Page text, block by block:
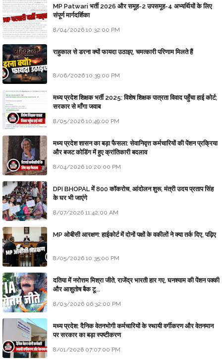
MP Patwari भर्ती 2026 और समूह-2 उपसमूह-4 अभ्यर्थियों के लिए
संपूर्ण मार्गदर्शिका
8/04/2026 10:32:00 PM
राहुकाल से डरना क्यों फायदा उठाइए, चमत्कारी परिणाम मिलते हैं
8/06/2026 10:39:00 PM
मध्य प्रदेश शिक्षक भर्ती 2025: विशेष शिक्षक पात्रता विवाद पहुँचा हाई कोर्ट;
सरकार से माँगा जवाब
8/05/2026 10:49:00 PM
मध्य प्रदेश शासन का बड़ा फैसला: सेवानिवृत्त कर्मचारियों की पेंशन प्रक्रिया
और बजट कोडिंग में हुए क्रांतिकारी बदलाव
8/04/2026 10:20:00 PM
DPI BHOPAL में 800 कॉकरोच, आंदोलन शुरू, मंत्री उदय प्रताप सिंह
के घर भी जाएंगे
8/07/2026 11:42:00 AM
MP ओबीसी आरक्षण: हाईकोर्ट में दोनों पक्षों के वकीलों ने क्या तर्क दिए, पढ़िए
8/05/2026 10:35:00 PM
दतिया में नरोत्तम मिश्रा जीते, राजेंद्र भारती हार गए, घनश्याम की पेंशन पक्की
और आशुतोष बैक टू...
8/03/2026 06:32:00 PM
मध्य प्रदेश: दैनिक वेतनभोगी कर्मचारियों के स्थायी वर्गीकरण और वेतनमान
पर सरकार का बड़ा स्पष्टीकरण
8/01/2026 07:07:00 PM